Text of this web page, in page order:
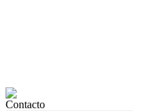
Contacto